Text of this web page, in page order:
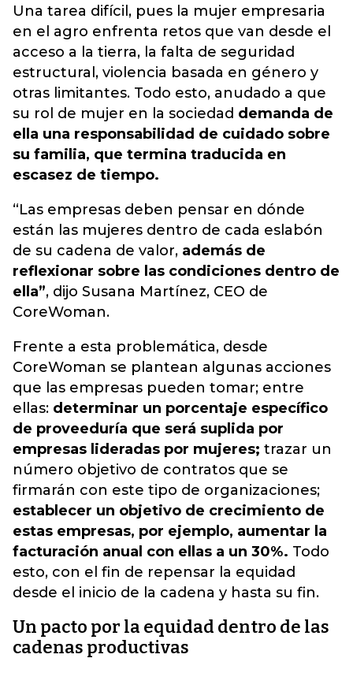
Una tarea difícil, pues la mujer empresaria
en el agro enfrenta retos que van desde el
acceso a la tierra, la falta de seguridad
estructural, violencia basada en género y
otras limitantes. Todo esto, anudado a que
su rol de mujer en la sociedad demanda de
ella una responsabilidad de cuidado sobre
su familia, que termina traducida en
escasez de tiempo.
“Las empresas deben pensar en dónde
están las mujeres dentro de cada eslabón
de su cadena de valor, además de
reflexionar sobre las condiciones dentro de
ella”, dijo Susana Martínez, CEO de
CoreWoman.
Frente a esta problemática, desde
CoreWoman se plantean algunas acciones
que las empresas pueden tomar; entre
ellas: determinar un porcentaje específico
de proveeduría que será suplida por
empresas lideradas por mujeres; trazar un
número objetivo de contratos que se
firmarán con este tipo de organizaciones;
establecer un objetivo de crecimiento de
estas empresas, por ejemplo, aumentar la
facturación anual con ellas a un 30%. Todo
esto, con el fin de repensar la equidad
desde el inicio de la cadena y hasta su fin.
Un pacto por la equidad dentro de las
cadenas productivas